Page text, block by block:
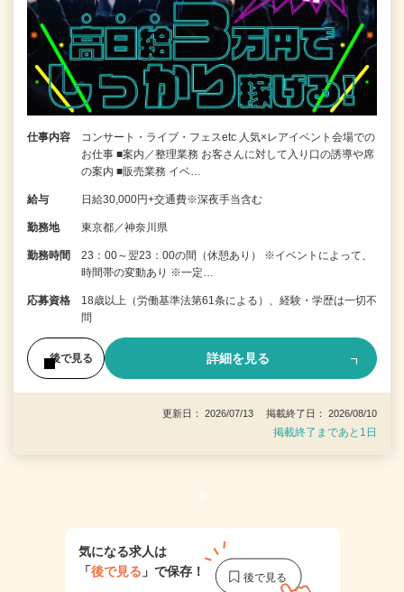
仕事内容
コンサート・ライブ・フェスetc 人気×レアイベント会場での
お仕事 ■案内／整理業務 お客さんに対して入り口の誘導や席
の案内 ■販売業務 イベ…
給与 日給30,000円+交通費※深夜手当含む
勤務地 東京都／神奈川県
勤務時間
23：00～翌23：00の間（休憩あり） ※イベントによって、
時間帯の変動あり ※一定…
応募資格
18歳以上（労働基準法第61条による）、経験・学歴は一切不
問
後で見る 詳細を見る
更新日： 2026/07/13 掲載終了日： 2026/08/10
掲載終了まであと1日
1
気になる求人は
「後で見る 」で保存！